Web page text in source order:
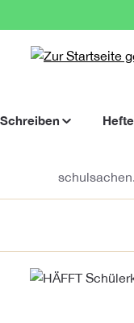
Zur
Schreiben
Bildergalerie